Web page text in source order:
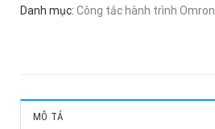
Danh mục: Công tắc hành trình Omron
MÔ TẢ